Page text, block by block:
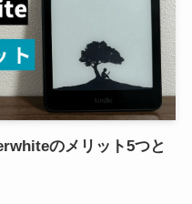
のメリット5つと